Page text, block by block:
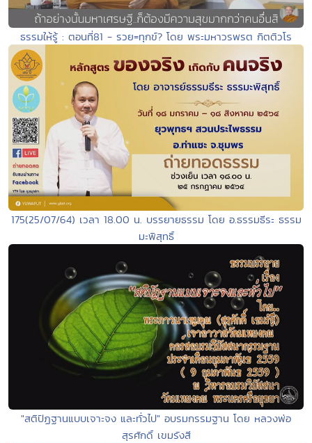
ธรรมให้รู้ : ตอนที่81 - รวย=ทุกข์? โดย พระมหาวรพรต กิตติวโร
175(25/07/64) เวลา 18.00 น. บรรยายธรรม โดย อ.ธรรมธีระ ธรรม
มะพิสุทธิ์
"สติปัฏฐานแบบเจาะจง และทั่วไป" อบรมกรรมฐาน โดย หลวงพ่อ
สุรศักดิ์ เขมรังสี